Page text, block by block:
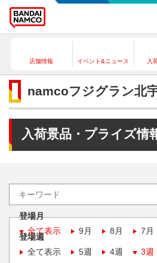
店舗情報 イベント&ニュース 入
namcoフジグラン北
入荷景品・プライズ情
登場月
全て表示
9月 8月 7月
登場週
全て表示
5週 4週 3週